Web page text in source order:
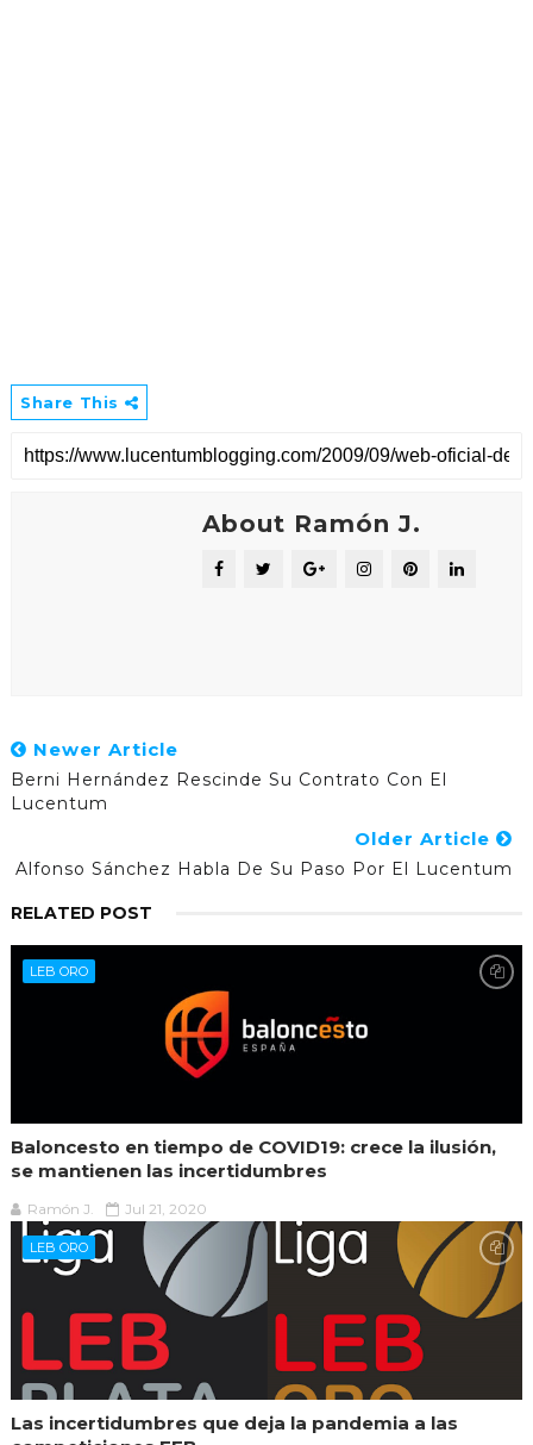
Share This
About Ramón J.
Newer Article
Berni Hernández Rescinde Su Contrato Con El
Lucentum
Older Article
Alfonso Sánchez Habla De Su Paso Por El Lucentum
RELATED POST
LEB ORO
Baloncesto en tiempo de COVID19: crece la ilusión,
se mantienen las incertidumbres
Ramón J. Jul 21, 2020
LEB ORO
Las incertidumbres que deja la pandemia a las